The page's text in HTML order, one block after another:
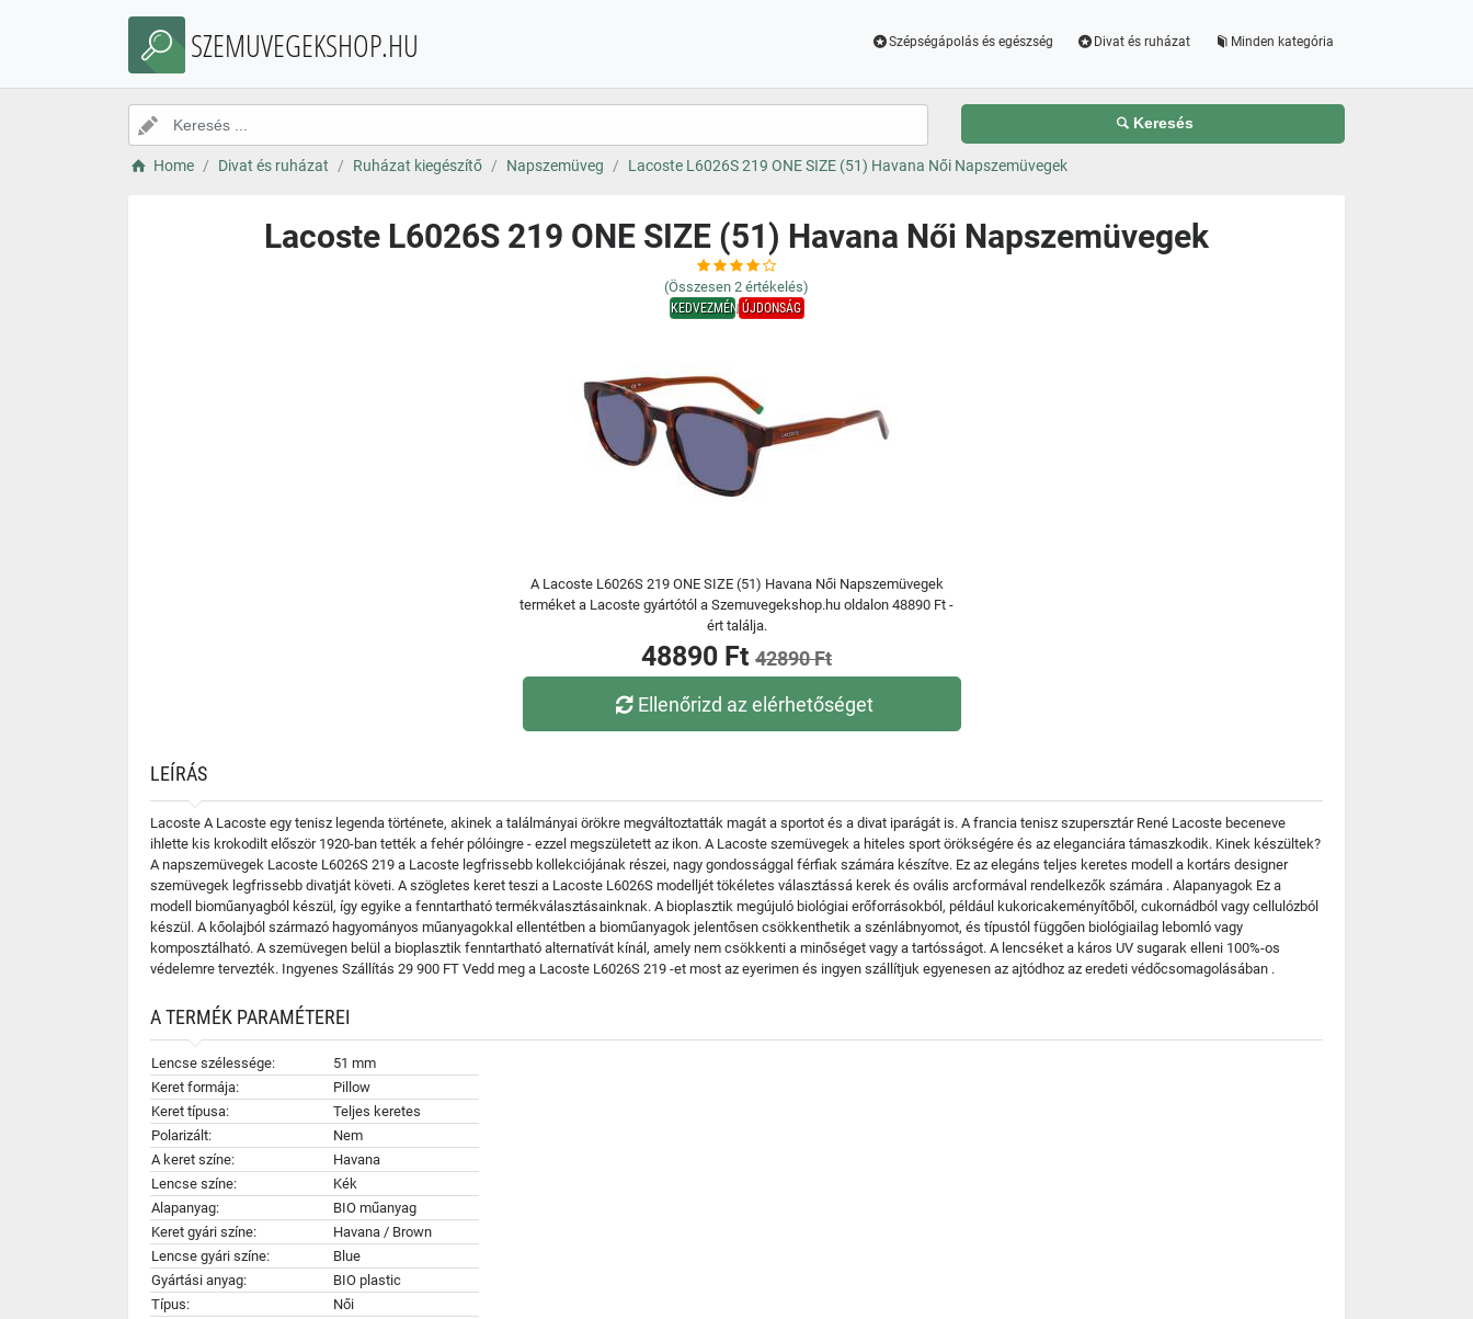
SZEMUVEGEKSHOP.HU Szépségápolás és egészség Divat és ruházat Minden kategória
Keresés
Home Divat és ruházat Ruházat kiegészítő Napszemüveg Lacoste L6026S 219 ONE SIZE (51) Havana Női Napszemüvegek
Lacoste L6026S 219 ONE SIZE (51) Havana Női Napszemüvegek
(Összesen 2 értékelés)
KEDVEZMÉNYÚJDONSÁG
A Lacoste L6026S 219 ONE SIZE (51) Havana Női Napszemüvegek
terméket a Lacoste gyártótól a Szemuvegekshop.hu oldalon 48890 Ft -
ért találja.
48890 Ft 42890 Ft
Ellenőrizd az elérhetőséget
LEÍRÁS
Lacoste A Lacoste egy tenisz legenda története, akinek a találmányai örökre megváltoztatták magát a sportot és a divat iparágát is. A francia tenisz szupersztár René Lacoste beceneve
ihlette kis krokodilt először 1920-ban tették a fehér pólóingre - ezzel megszületett az ikon. A Lacoste szemüvegek a hiteles sport örökségére és az eleganciára támaszkodik. Kinek készültek?
A napszemüvegek Lacoste L6026S 219 a Lacoste legfrissebb kollekciójának részei, nagy gondossággal férfiak számára készítve. Ez az elegáns teljes keretes modell a kortárs designer
szemüvegek legfrissebb divatját követi. A szögletes keret teszi a Lacoste L6026S modelljét tökéletes választássá kerek és ovális arcformával rendelkezők számára . Alapanyagok Ez a
modell bioműanyagból készül, így egyike a fenntartható termékválasztásainknak. A bioplasztik megújuló biológiai erőforrásokból, például kukoricakeményítőből, cukornádból vagy cellulózból
készül. A kőolajból származó hagyományos műanyagokkal ellentétben a bioműanyagok jelentősen csökkenthetik a szénlábnyomot, és típustól függően biológiailag lebomló vagy
komposztálható. A szemüvegen belül a bioplasztik fenntartható alternatívát kínál, amely nem csökkenti a minőséget vagy a tartósságot. A lencséket a káros UV sugarak elleni 100%-os
védelemre tervezték. Ingyenes Szállítás 29 900 FT Vedd meg a Lacoste L6026S 219 -et most az eyerimen és ingyen szállítjuk egyenesen az ajtódhoz az eredeti védőcsomagolásában .
A TERMÉK PARAMÉTEREI
Lencse szélessége:
51 mm
Keret formája:
Pillow
Keret típusa:
Teljes keretes
Polarizált:
Nem
A keret színe:
Havana
Lencse színe:
Kék
Alapanyag:
BIO műanyag
Keret gyári színe:
Havana / Brown
Lencse gyári színe:
Blue
Gyártási anyag:
BIO plastic
Típus:
Női